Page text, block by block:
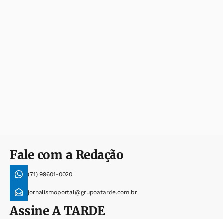
Fale com a Redação
(71) 99601-0020
jornalismoportal@grupoatarde.com.br
AssineA TARDE